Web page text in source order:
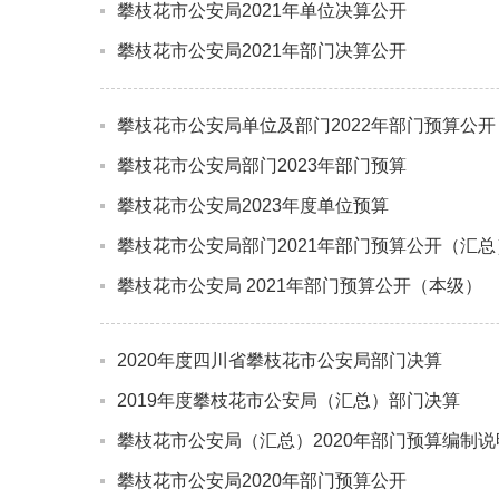
攀枝花市公安局2021年单位决算公开
攀枝花市公安局2021年部门决算公开
攀枝花市公安局单位及部门2022年部门预算公开
攀枝花市公安局部门2023年部门预算
攀枝花市公安局2023年度单位预算
攀枝花市公安局部门2021年部门预算公开（汇总
攀枝花市公安局 2021年部门预算公开（本级）
2020年度四川省攀枝花市公安局部门决算
2019年度攀枝花市公安局（汇总）部门决算
攀枝花市公安局（汇总）2020年部门预算编制说
攀枝花市公安局2020年部门预算公开